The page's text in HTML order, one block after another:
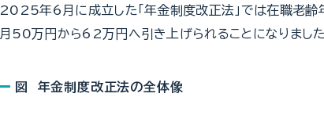
2025年6月に成立した「年金制度改正法」では在職老齢
月50万円から62万円へ引き上げられることになりまし
図 年金制度改正法の全体像